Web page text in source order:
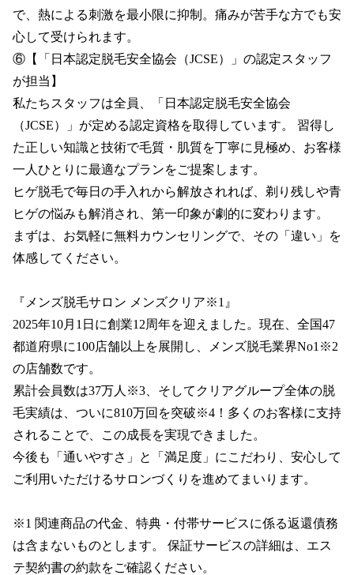
で、熱による刺激を最小限に抑制。痛みが苦手な方でも安
心して受けられます。
⑥【「日本認定脱毛安全協会（JCSE）」の認定スタッフ
が担当】
私たちスタッフは全員、「日本認定脱毛安全協会
（JCSE）」が定める認定資格を取得しています。 習得し
た正しい知識と技術で毛質・肌質を丁寧に見極め、お客様
一人ひとりに最適なプランをご提案します。
ヒゲ脱毛で毎日の手入れから解放されれば、剃り残しや青
ヒゲの悩みも解消され、第一印象が劇的に変わります。
まずは、お気軽に無料カウンセリングで、その「違い」を
体感してください。
『メンズ脱毛サロン メンズクリア※1』
2025年10月1日に創業12周年を迎えました。現在、全国47
都道府県に100店舗以上を展開し、メンズ脱毛業界No1※2
の店舗数です。
累計会員数は37万人※3、そしてクリアグループ全体の脱
毛実績は、ついに810万回を突破※4！多くのお客様に支持
されることで、この成長を実現できました。
今後も「通いやすさ」と「満足度」にこだわり、安心して
ご利用いただけるサロンづくりを進めてまいります。
※1 関連商品の代金、特典・付帯サービスに係る返還債務
は含まないものとします。 保証サービスの詳細は、エス
テ契約書の約款をご確認ください。